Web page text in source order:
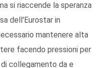
si riaccende la speranza
dell'Eurostar in
mantenere alta
facendo pressioni per
collegamento da e